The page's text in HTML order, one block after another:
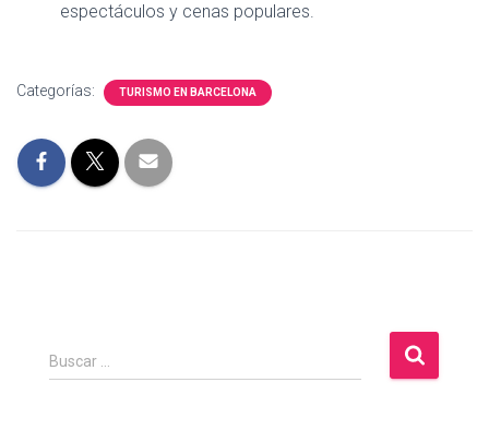
espectáculos y cenas populares.
Categorías: TURISMO EN BARCELONA
B
u
Buscar …